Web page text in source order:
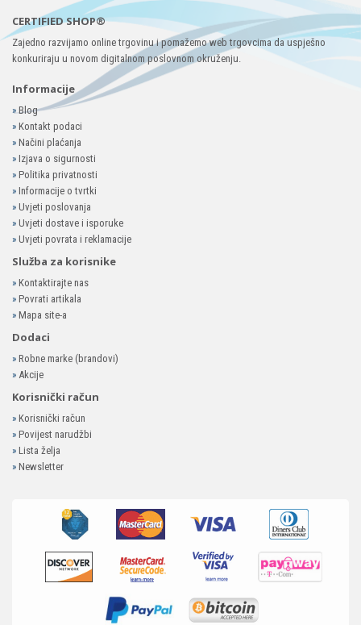
CERTIFIED SHOP®
Zajedno razvijamo online trgovinu i pomažemo web trgovcima da uspješno
konkuriraju u novom digitalnom poslovnom okruženju.
Informacije
»Blog
» Kontakt podaci
» Načini plaćanja
» Izjava o sigurnosti
» Politika privatnosti
» Informacije o tvrtki
» Uvjeti poslovanja
» Uvjeti dostave i isporuke
» Uvjeti povrata i reklamacije
Služba za korisnike
» Kontaktirajte nas
» Povrati artikala
» Mapa site-a
Dodaci
» Robne marke (brandovi)
» Akcije
Korisnički račun
» Korisnički račun
» Povijest narudžbi
» Lista želja
» Newsletter